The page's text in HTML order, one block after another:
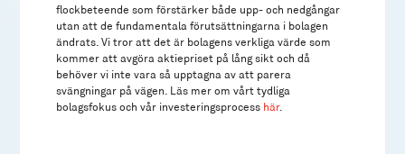
flockbeteende som förstärker både upp- och nedgångar
utan att de fundamentala förutsättningarna i bolagen
ändrats. Vi tror att det är bolagens verkliga värde som
kommer att avgöra aktiepriset på lång sikt och då
behöver vi inte vara så upptagna av att parera
svängningar på vägen. Läs mer om vårt tydliga
bolagsfokus och vår investeringsprocess här.